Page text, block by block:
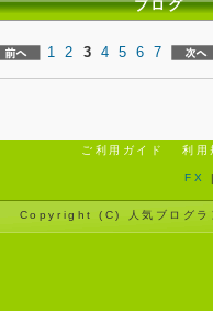
ブログ
1 2 3 4 5 6 7
ご利用ガイド 利用
FX
Copyright (C) 人気ブログ